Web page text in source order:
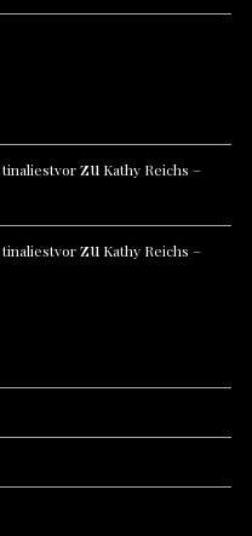
tinaliestvorzu Kathy Reichs –
tinaliestvorzu Kathy Reichs –